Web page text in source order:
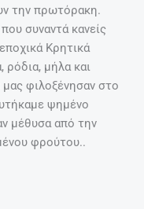
την πρωτόρακη.
συναντά κανείς
Κρητικά
ρόδια, μήλα και
φιλοξένησαν στο
ψημένο
μέθυσα από την
φρούτου..